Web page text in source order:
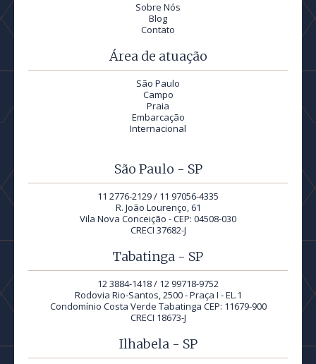
Sobre Nós
Blog
Contato
Área de atuação
São Paulo
Campo
Praia
Embarcação
Internacional
São Paulo - SP
11 2776-2129 / 11 97056-4335
R. João Lourenço, 61
Vila Nova Conceição - CEP: 04508-030
CRECI 37682-J
Tabatinga - SP
12 3884-1418 / 12 99718-9752
Rodovia Rio-Santos, 2500 - Praça I - EL.1
Condomínio Costa Verde Tabatinga CEP: 11679-900
CRECI 18673-J
Ilhabela - SP